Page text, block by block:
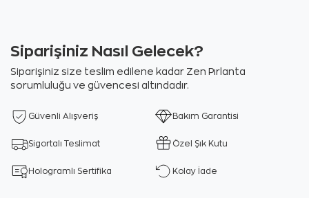
Siparişiniz Nasıl Gelecek?
Siparişiniz size teslim edilene kadar Zen Pırlanta
sorumluluğu ve güvencesi altındadır.
Güvenli Alışveriş Bakım Garantisi
Sigortalı Teslimat Özel Şık Kutu
Hologramlı Sertifika Kolay İade